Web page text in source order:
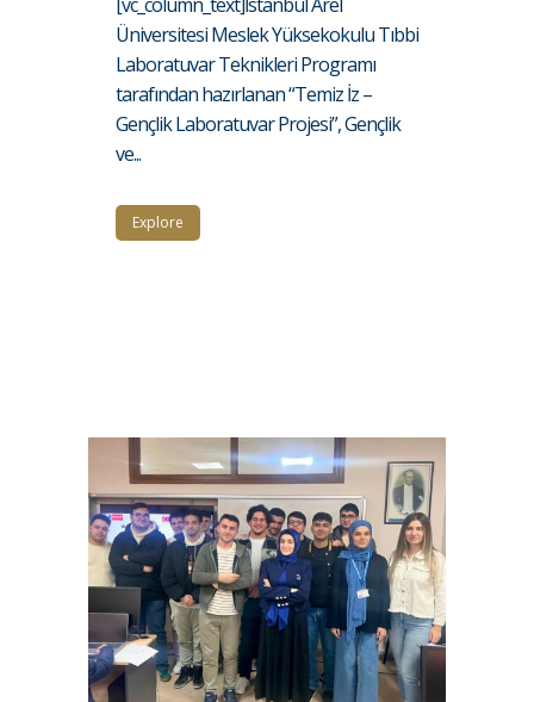
Üniversitesi Meslek Yüksekokulu Tıbbi
Laboratuvar Teknikleri Programı
tarafından hazırlanan “Temiz İz –
Gençlik Laboratuvar Projesi”, Gençlik
ve...
Explore